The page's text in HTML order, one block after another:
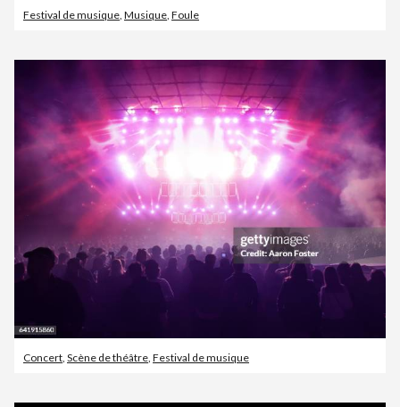
Festival de musique Musique Foule
Concert Scène de théâtre Festival de musique